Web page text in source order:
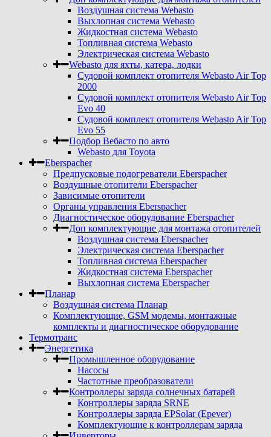
Воздушная система Webasto
Выхлопная система Webasto
Жидкостная система Webasto
Топливная система Webasto
Электрическая система Webasto
Webasto для яхты, катера, лодки
Судовой комплект отопителя Webasto Air Top
2000
Судовой комплект отопителя Webasto Air Top
Evo 40
Судовой комплект отопителя Webasto Air Top
Evo 55
Подбор Вебасто по авто
Webasto для Toyota
Eberspacher
Предпусковые подогреватели Eberspacher
Воздушные отопители Eberspacher
Зависимые отопители
Органы управления Eberspacher
Диагностическое оборудование Eberspacher
Доп комплектующие для монтажа отопителей
Воздушная система Eberspacher
Электрическая система Eberspacher
Топливная система Eberspacher
Жидкостная система Eberspacher
Выхлопная система Eberspacher
Планар
Воздушная система Планар
Комплектующие, GSM модемы, монтажные
комплекты и диагностическое оборудование
Термотранс
Энергетика
Промышленное оборудование
Насосы
Частотные преобразователи
Контроллеры заряда солнечных батарей
Контроллеры заряда SRNE
Контроллеры заряда EPSolar (Epever)
Комплектующие к контроллерам заряда